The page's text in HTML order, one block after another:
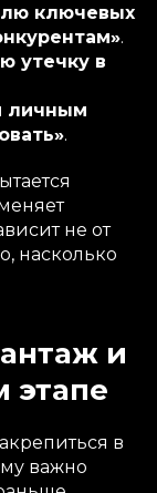
ключевых
.
утечку в
личным
.
не от
насколько
и
этапе
в
важно